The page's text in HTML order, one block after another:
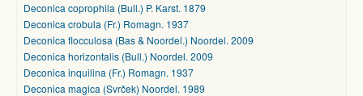
Deconica coprophila (Bull.) P. Karst. 1879
Deconica crobula (Fr.) Romagn. 1937
Deconica flocculosa (Bas & Noordel.) Noordel. 2009
Deconica horizontalis (Bull.) Noordel. 2009
Deconica inquilina (Fr.) Romagn. 1937
Deconica magica (Svrček) Noordel. 1989